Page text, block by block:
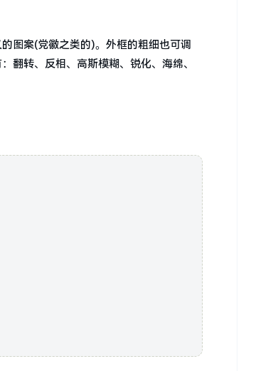
图案(党徽之类的)。外框的粗细也可调
翻转、反相、高斯模糊、锐化、海绵、